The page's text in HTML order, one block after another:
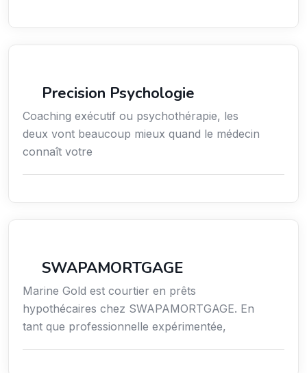
Precision Psychologie
Coaching exécutif ou psychothérapie, les
deux vont beaucoup mieux quand le médecin
connaît votre
SWAPAMORTGAGE
Marine Gold est courtier en prêts
hypothécaires chez SWAPAMORTGAGE. En
tant que professionnelle expérimentée,